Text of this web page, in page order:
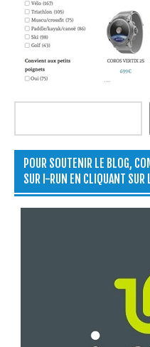
Rechercher
POUR SOUTENIR LE BLOG,
SUR I-RUN EN CLIQUANT SUR